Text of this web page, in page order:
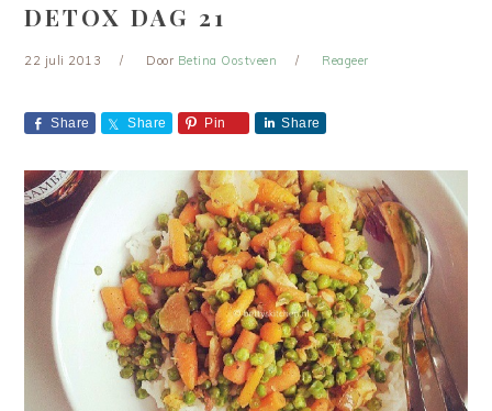
DETOX DAG 21
22 juli 2013 Door Betina Oostveen Reageer
Share Share Pin Share